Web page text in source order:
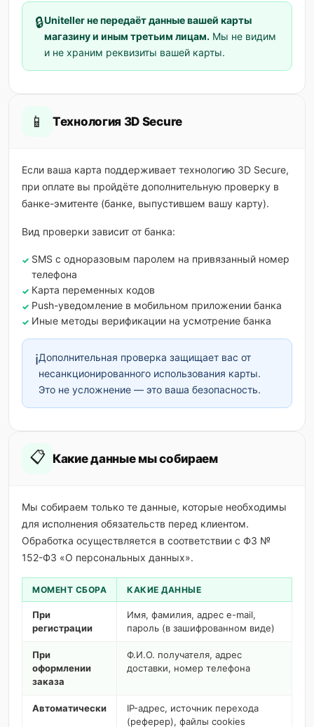
🔒Uniteller не передаёт данные вашей карты
магазину и иным третьим лицам. Мы не видим
и не храним реквизиты вашей карты.
📱 Технология 3D Secure
Если ваша карта поддерживает технологию 3D Secure,
при оплате вы пройдёте дополнительную проверку в
банке-эмитенте (банке, выпустившем вашу карту).
Вид проверки зависит от банка:
SMS с одноразовым паролем на привязанный номер
телефона
Карта переменных кодов
Push-уведомление в мобильном приложении банка
Иные методы верификации на усмотрение банка
ℹ️Дополнительная проверка защищает вас от
несанкционированного использования карты.
Это не усложнение — это ваша безопасность.
📋 Какие данные мы собираем
Мы собираем только те данные, которые необходимы
для исполнения обязательств перед клиентом.
Обработка осуществляется в соответствии с ФЗ №
152-ФЗ «О персональных данных».
МОМЕНТ СБОРА КАКИЕ ДАННЫЕ
При
регистрации
Имя, фамилия, адрес e-mail,
пароль (в зашифрованном виде)
При
оформлении
заказа
Ф.И.О. получателя, адрес
доставки, номер телефона
Автоматически
IP-адрес, источник перехода
(реферер), файлы cookies